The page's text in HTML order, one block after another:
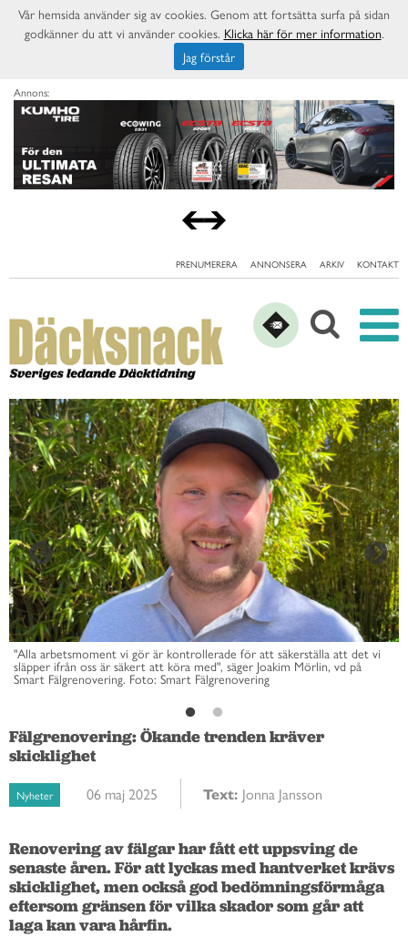
Annons:
PRENUMERERA ANNONSERA ARKIV KONTAKT
"Alla arbetsmoment vi gör är kontrollerade för att säkerställa att det vi
släpper ifrån oss är säkert att köra med", säger Joakim Mörlin, vd på
Smart Fälgrenovering. Foto: Smart Fälgrenovering
Fälgrenovering: Ökande trenden kräver
skicklighet
Nyheter 06 maj 2025 Text: Jonna Jansson
Renovering av fälgar har fått ett uppsving de
senaste åren. För att lyckas med hantverket krävs
skicklighet, men också god bedömningsförmåga
eftersom gränsen för vilka skador som går att
laga kan vara hårfin.
Vår hemsida använder sig av cookies. Genom att fortsätta surfa på sidan
godkänner du att vi använder cookies. Klicka här för mer information.
Jag förstår